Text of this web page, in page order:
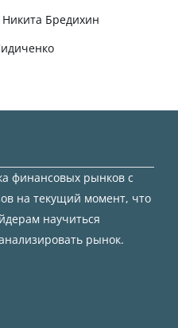
Никита Бредихин
финансовых рынков с
на текущий момент, что
научиться
рынок.